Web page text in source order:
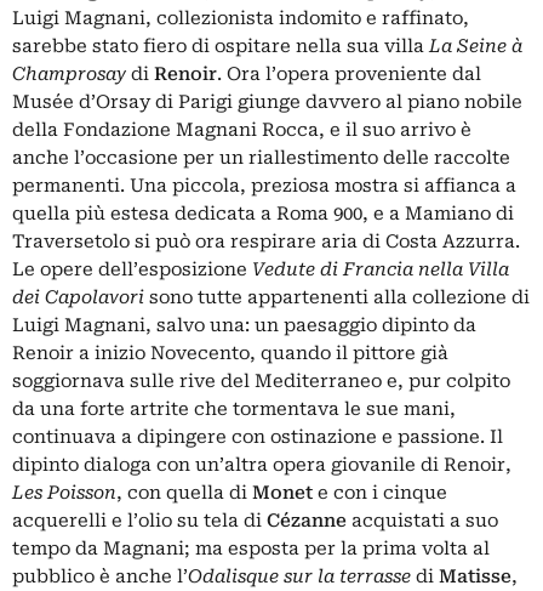
Luigi Magnani, collezionista indomito e raffinato,
sarebbe stato fiero di ospitare nella sua villaLa Seine à
Champrosay di Renoir. Ora l’opera proveniente dal
Musée d’Orsay di Parigi giunge davvero al piano nobile
della Fondazione Magnani Rocca, e il suo arrivo è
anche l’occasione per un riallestimento delle raccolte
permanenti. Una piccola, preziosa mostra si affianca a
quella più estesa dedicata a Roma 900, e a Mamiano di
Traversetolo si può ora respirare aria di Costa Azzurra.
Le opere dell’esposizione Vedute di Francia nella Villa
dei Capolavori sono tutte appartenenti alla collezione di
Luigi Magnani, salvo una: un paesaggio dipinto da
Renoir a inizio Novecento, quando il pittore già
soggiornava sulle rive del Mediterraneo e, pur colpito
da una forte artrite che tormentava le sue mani,
continuava a dipingere con ostinazione e passione. Il
dipinto dialoga con un’altra opera giovanile di Renoir,
Les Poisson, con quella di Monet e con i cinque
acquerelli e l’olio su tela di Cézanne acquistati a suo
tempo da Magnani; ma esposta per la prima volta al
pubblico è anche l’Odalisque sur la terrasse di Matisse,